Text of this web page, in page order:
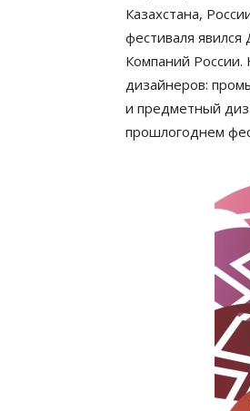
Казахстана,
фестиваля
Компаний России.
дизайнеров:
и предметный
прошлогоднем